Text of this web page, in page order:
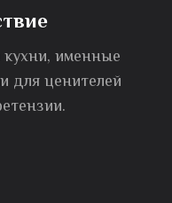
кухни, именные
для ценителей